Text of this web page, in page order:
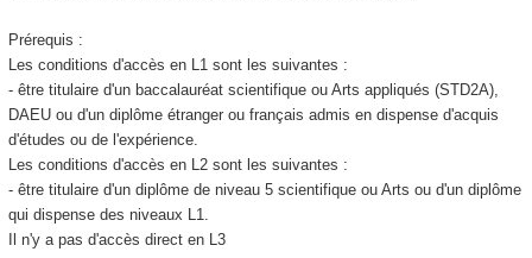
Prérequis :
Les conditions d'accès en L1 sont les suivantes :
- être titulaire d'un baccalauréat scientifique ou Arts appliqués (STD2A),
DAEU ou d'un diplôme étranger ou français admis en dispense d'acquis
d'études ou de l'expérience.
Les conditions d'accès en L2 sont les suivantes :
- être titulaire d'un diplôme de niveau 5 scientifique ou Arts ou d'un diplôme
qui dispense des niveaux L1.
Il n'y a pas d'accès direct en L3